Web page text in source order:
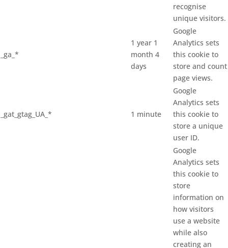
recognise
unique visitors.
_ga_*
1 year 1
month 4
days
Google
Analytics sets
this cookie to
store and count
page views.
_gat_gtag_UA_* 1 minute
Google
Analytics sets
this cookie to
store a unique
user ID.
Google
Analytics sets
this cookie to
store
information on
how visitors
use a website
while also
creating an